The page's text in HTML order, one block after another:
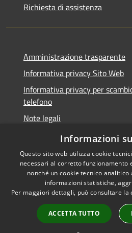
Richiesta di assistenza
Amministrazione trasparente
Informativa privacy Sito Web
Informativa privacy per
telefono
Note legali
Dichiarazione di accessibilità
Accessibilità
Informazioni
Questo sito web utilizza cookie
necessari al corretto funzionamento
nonché un cookie tecnico
informazioni statistiche,
Per maggiori dettagli, può consultare la
ACCETTA TUTTO